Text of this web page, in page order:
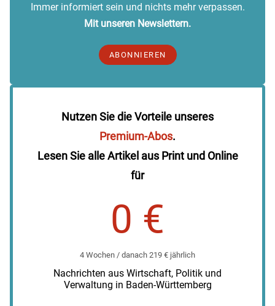
Immer informiert sein und nichts mehr verpassen.
Mit unseren Newslettern.
ABONNIEREN
Nutzen Sie die Vorteile unseres
Premium-Abos.
Lesen Sie alle Artikel aus Print und Online
für
0 €
4 Wochen / danach 219 € jährlich
Nachrichten aus Wirtschaft, Politik und
Verwaltung in Baden-Württemberg